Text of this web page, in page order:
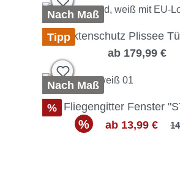
Nach Maß
Tipp
Insektenschutz Plissee
ab 179,99 €
Nach Maß
% Fliegengitter Fenster
% ab 13,99 €